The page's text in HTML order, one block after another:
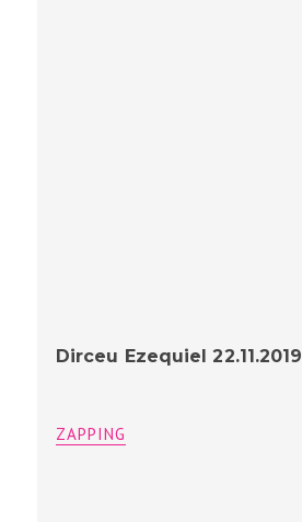
Dirceu Ezequiel 22.11.2019
ZAPPING